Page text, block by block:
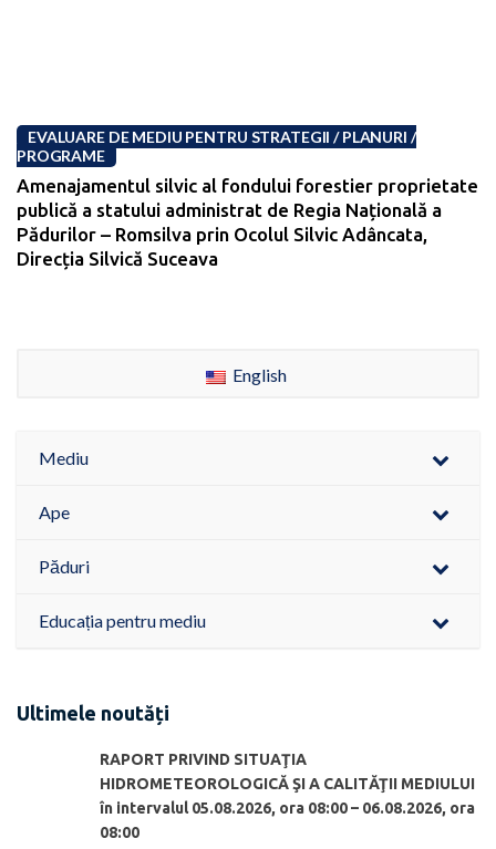
EVALUARE DE MEDIU PENTRU STRATEGII / PLANURI /
PROGRAME
Amenajamentul silvic al fondului forestier proprietate
publică a statului administrat de Regia Națională a
Pădurilor – Romsilva prin Ocolul Silvic Adâncata,
Direcția Silvică Suceava
English
Mediu
Ape
Păduri
Educația pentru mediu
Ultimele noutăți
RAPORT PRIVIND SITUAŢIA
HIDROMETEOROLOGICĂ ŞI A CALITĂŢII MEDIULUI
în intervalul 05.08.2026, ora 08:00 – 06.08.2026, ora
08:00